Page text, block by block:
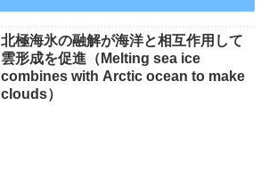
北極海氷の融解が海洋と相互作用して
雲形成を促進（Melting sea ice
combines with Arctic ocean to make
clouds）